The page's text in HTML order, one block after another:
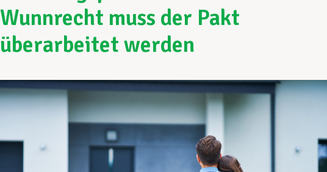
Wunnrecht muss der Pakt
überarbeitet werden